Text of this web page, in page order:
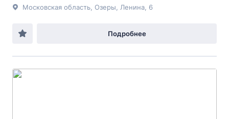
Московская область, Озеры, Ленина, 6
Подробнее